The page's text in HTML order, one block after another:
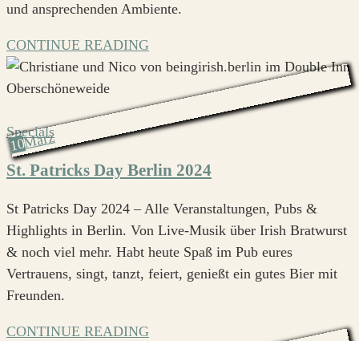
und ansprechenden Ambiente.
CONTINUE READING
10März
Specials
St. Patricks Day Berlin 2024
St Patricks Day 2024 – Alle Veranstaltungen, Pubs &
Highlights in Berlin. Von Live-Musik über Irish Bratwurst
& noch viel mehr. Habt heute Spaß im Pub eures
Vertrauens, singt, tanzt, feiert, genießt ein gutes Bier mit
Freunden.
CONTINUE READING